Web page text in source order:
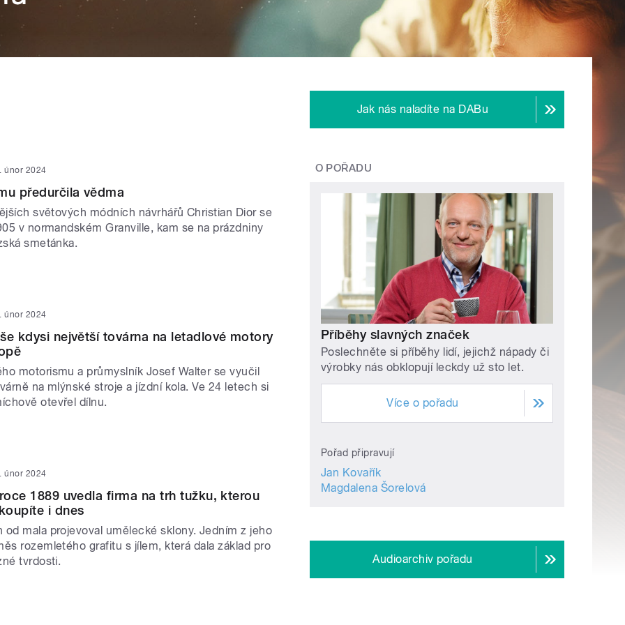
únor 2024
předurčila vědma
světových módních návrhářů Christian Dior se
v normandském Granville, kam se na prázdniny
smetánka.
únor 2024
kdysi největší továrna na letadlové motory
motorismu a průmyslník Josef Walter se vyučil
na mlýnské stroje a jízdní kola. Ve 24 letech si
otevřel dílnu.
únor 2024
1889 uvedla firma na trh tužku, kterou
i dnes
od mala projevoval umělecké sklony. Jedním z jeho
rozemletého grafitu s jílem, která dala základ pro
tvrdosti.
Jak nás naladíte na DABu
O POŘADU
Příběhy slavných značek
Poslechněte si příběhy lidí, jejichž nápady či
výrobky nás obklopují leckdy už sto let.
Více o pořadu
Pořad připravují
Jan Kovařík
Magdalena Šorelová
Audioarchiv pořadu